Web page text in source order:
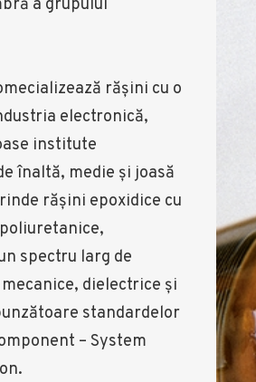
a grupului
răşini cu o
electronică,
institute
înaltă, medie şi joasă
rășini epoxidice cu
spectru larg de
dielectrice şi
standardelor
– System